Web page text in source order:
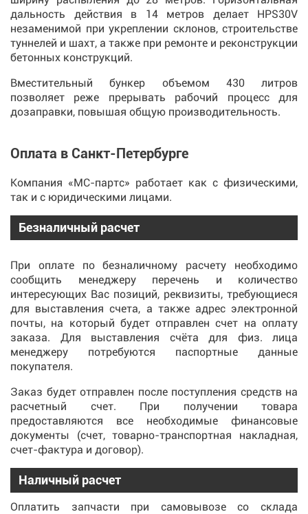
дальность действия в 14 метров делает HPS30V
незаменимой при укреплении склонов, строительстве
туннелей и шахт, а также при ремонте и реконструкции
бетонных конструкций.
Вместительный бункер объемом 430 литров
позволяет реже прерывать рабочий процесс для
дозаправки, повышая общую производительность.
Оплата в Санкт-Петербурге
Компания «МС-партс» работает как с физическими,
так и с юридическими лицами.
Безналичный расчет
При оплате по безналичному расчету необходимо
сообщить менеджеру перечень и количество
интересующих Вас позиций, реквизиты, требующиеся
для выставления счета, а также адрес электронной
почты, на который будет отправлен счет на оплату
заказа. Для выставления счёта для физ. лица
менеджеру потребуются паспортные данные
покупателя.
Заказ будет отправлен после поступления средств на
расчетный счет. При получении товара
предоставляются все необходимые финансовые
документы (счет, товарно-транспортная накладная,
счет-фактура и договор).
Наличный расчет
Оплатить запчасти при самовывозе со склада